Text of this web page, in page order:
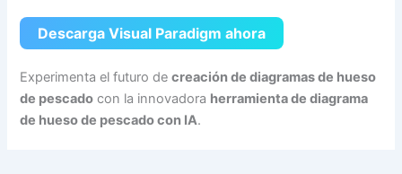
Descarga Visual Paradigm ahora
Experimenta el futuro decreación de diagramas de hueso
de pescado con la innovadora herramienta de diagrama
de hueso de pescado con IA.